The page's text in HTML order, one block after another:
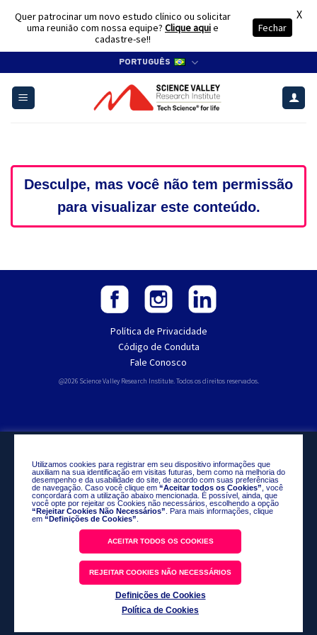
content
PORTUGUÊS
Desculpe, mas você não tem permissão
para visualizar este conteúdo.
Política de Privacidade
Código de Conduta
Fale Conosco
@2026 Science Valley Research Institute. Todos os direitos reservados.
Utilizamos cookies para registrar em seu dispositivo informações que
auxiliam na sua identificação em visitas futuras, bem como na melhoria do
desempenho e da usabilidade do site, de acordo com suas preferências
de navegação. Caso você clique em “Aceitar todos os Cookies” , você
concordará com a utilização abaixo mencionada. É possível, ainda, que
você opte por rejeitar os Cookies não necessários, escolhendo a opção
“Rejeitar Cookies Não Necessários” . Para mais informações, clique
em “Definições de Cookies”
ACEITAR TODOS OS COOKIES
REJEITAR COOKIES NÃO NECESSÁRIOS
Definições de Cookies
Política de Cookies
Quer patrocinar um novo estudo clínico ou solicitar
uma reunião com nossa equipe? Clique aquie
cadastre-se!!
Fechar
X